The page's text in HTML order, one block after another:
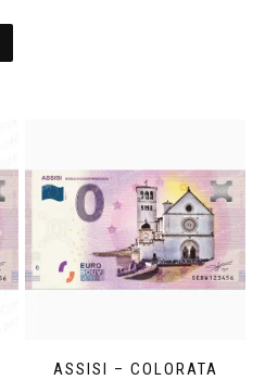
ASSISI – COLORATA